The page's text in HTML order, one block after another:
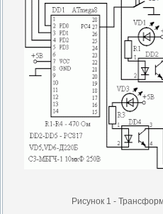
Рисунок 1 -